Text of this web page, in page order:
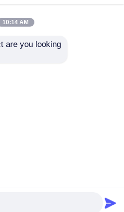
10:14 AM
are you looking